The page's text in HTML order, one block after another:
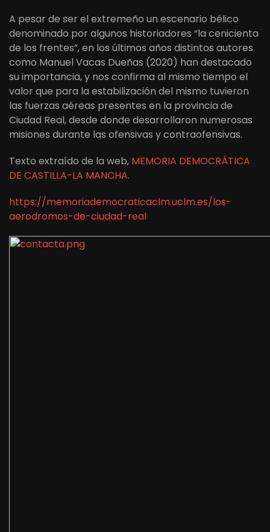
A pesar de ser el extremeño un escenario bélico
denominado por algunos historiadores “la cenicienta
de los frentes”, en los últimos años distintos autores
como Manuel Vacas Dueñas (2020) han destacado
su importancia, y nos confirma al mismo tiempo el
valor que para la estabilización del mismo tuvieron
las fuerzas aéreas presentes en la provincia de
Ciudad Real, desde donde desarrollaron numerosas
misiones durante las ofensivas y contraofensivas.
Texto extraído de la web, MEMORIA DEMOCRÁTICA
DE CASTILLA-LA MANCHA.
https://memoriademocraticaclm.uclm.es/los-
aerodromos-de-ciudad-real